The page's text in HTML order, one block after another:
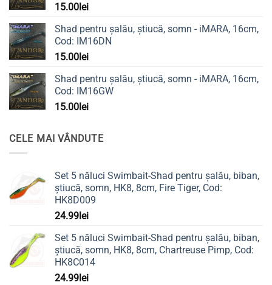
15.00lei
Shad pentru șalău, știucă, somn - iMARA, 16cm,
Cod: IM16DN
15.00lei
Shad pentru șalău, știucă, somn - iMARA, 16cm,
Cod: IM16GW
15.00lei
CELE MAI VÂNDUTE
Set 5 năluci Swimbait-Shad pentru șalău, biban,
știucă, somn, HK8, 8cm, Fire Tiger, Cod:
HK8D009
24.99lei
Set 5 năluci Swimbait-Shad pentru șalău, biban,
știucă, somn, HK8, 8cm, Chartreuse Pimp, Cod:
HK8C014
24.99lei